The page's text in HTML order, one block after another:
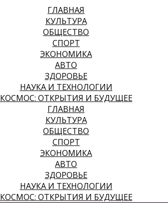
ГЛАВНАЯ
КУЛЬТУРА
ОБЩЕСТВО
СПОРТ
ЭКОНОМИКА
АВТО
ЗДОРОВЬЕ
НАУКА И ТЕХНОЛОГИИ
КОСМОС: ОТКРЫТИЯ И БУДУЩЕЕ
ГЛАВНАЯ
КУЛЬТУРА
ОБЩЕСТВО
СПОРТ
ЭКОНОМИКА
АВТО
ЗДОРОВЬЕ
НАУКА И ТЕХНОЛОГИИ
КОСМОС: ОТКРЫТИЯ И БУДУЩЕЕ